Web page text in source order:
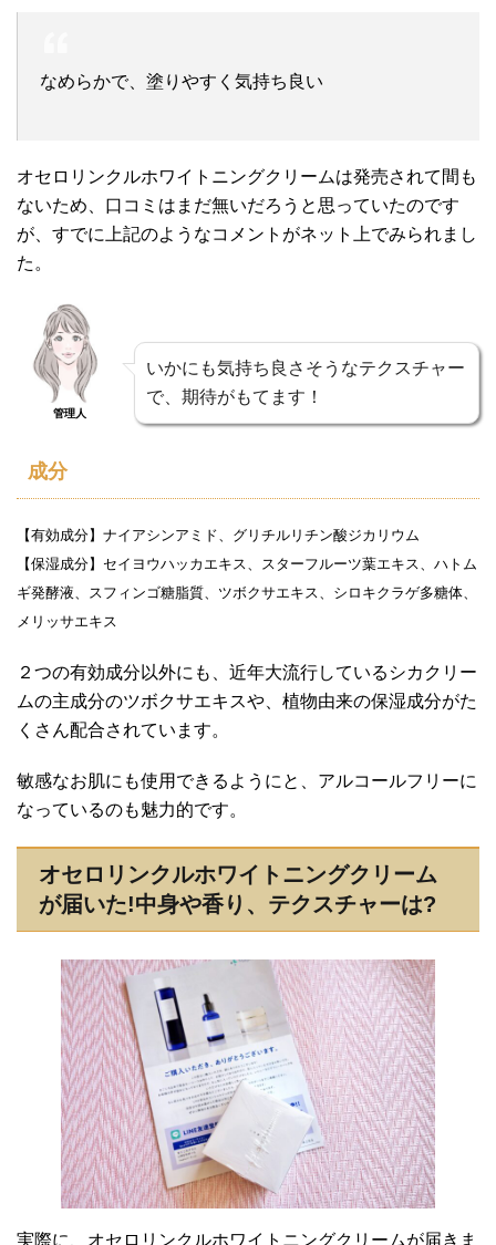
なめらかで、塗りやすく気持ち良い
オセロリンクルホワイトニングクリームは発売されて間も
ないため、口コミはまだ無いだろうと思っていたのです
が、すでに上記のようなコメントがネット上でみられまし
た。
管理人
いかにも気持ち良さそうなテクスチャー
で、期待がもてます！
成分
【有効成分】ナイアシンアミド、グリチルリチン酸ジカリウム
【保湿成分】セイヨウハッカエキス、スターフルーツ葉エキス、ハトム
ギ発酵液、スフィンゴ糖脂質、ツボクサエキス、シロキクラゲ多糖体、
メリッサエキス
２つの有効成分以外にも、近年大流行しているシカクリー
ムの主成分のツボクサエキスや、植物由来の保湿成分がた
くさん配合されています。
敏感なお肌にも使用できるようにと、アルコールフリーに
なっているのも魅力的です。
オセロリンクルホワイトニングクリーム
が届いた!中身や香り、テクスチャーは?
実際に、オセロリンクルホワイトニングクリームが届きま